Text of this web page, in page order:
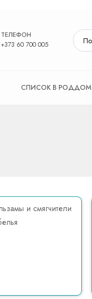
ТЕЛЕФОН
+373 60 700 005
СПИСОК В РОДДОМ